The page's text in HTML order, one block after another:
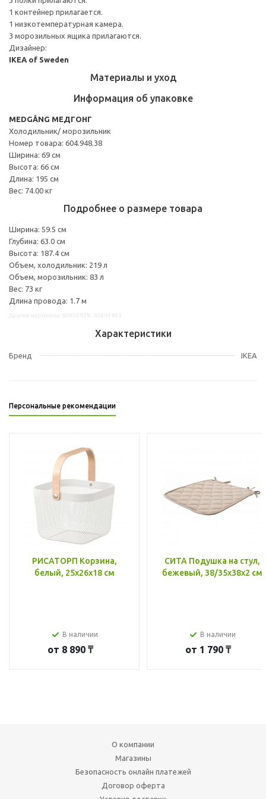
1 контейнер прилагается.
1 низкотемпературная камера.
3 морозильных ящика прилагаются.
Дизайнер:
IKEA of Sweden
Материалы и уход
Информация об упаковке
MEDGÅNG МЕДГОНГ
Холодильник/ морозильник
Номер товара: 604.948.38
Ширина: 69 см
Высота: 66 см
Длина: 195 см
Вес: 74.00 кг
Подробнее о размере товара
Ширина: 59.5 см
Глубина: 63.0 см
Высота: 187.4 см
Объем, холодильник: 219 л
Объем, морозильник: 83 л
Вес: 73 кг
Длина провода: 1.7 м
Характеристики
Бренд IKEA
Персональные рекомендации
РИСАТОРП Корзина,
белый, 25x26x18 см
В наличии
от 8 890 ₸
СИТА Подушка на стул,
бежевый, 38/35x38x2 см
В наличии
от 1 790 ₸
О компании
Магазины
Безопасность онлайн платежей
Договор оферта